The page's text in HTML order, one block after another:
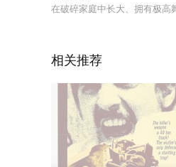
在破碎家庭中长大、拥有极高
相关推荐